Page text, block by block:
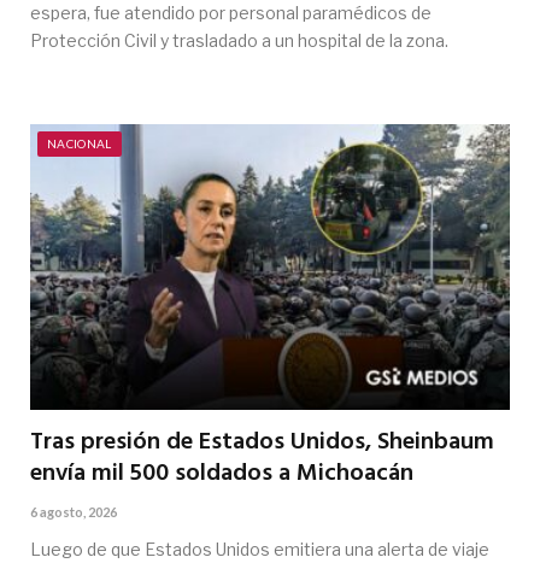
espera, fue atendido por personal paramédicos de
Protección Civil y trasladado a un hospital de la zona.
NACIONAL
Tras presión de Estados Unidos, Sheinbaum
envía mil 500 soldados a Michoacán
6 agosto, 2026
Luego de que Estados Unidos emitiera una alerta de viaje